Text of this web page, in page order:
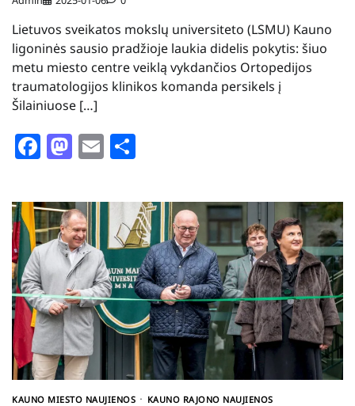
Lietuvos sveikatos mokslų universiteto (LSMU) Kauno
ligoninės sausio pradžioje laukia didelis pokytis: šiuo
metu miesto centre veiklą vykdančios Ortopedijos
traumatologijos klinikos komanda persikels į
Šilainiuose […]
Facebook
Mastodon
Email
KAUNO MIESTO NAUJIENOS KAUNO RAJONO NAUJIENOS